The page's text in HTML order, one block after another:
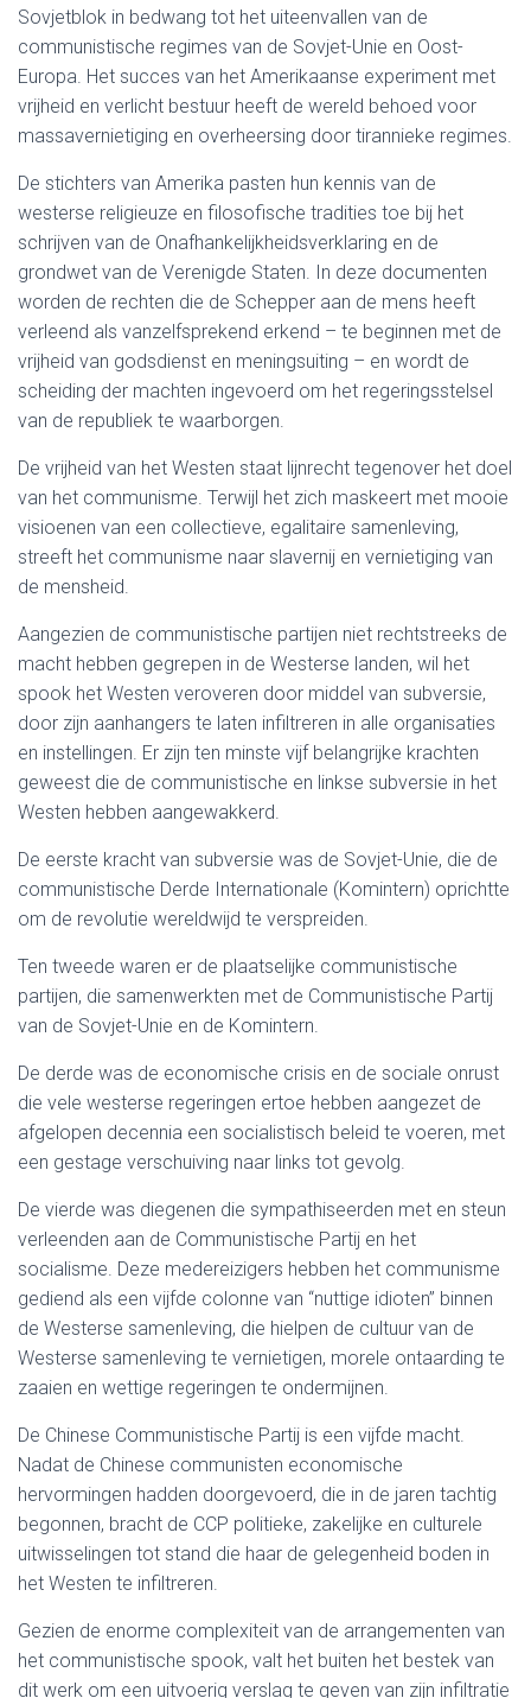
Sovjetblok in bedwang tot het uiteenvallen van de
communistische regimes van de Sovjet-Unie en Oost-
Europa. Het succes van het Amerikaanse experiment met
vrijheid en verlicht bestuur heeft de wereld behoed voor
massavernietiging en overheersing door tirannieke regimes.
De stichters van Amerika pasten hun kennis van de
westerse religieuze en filosofische tradities toe bij het
schrijven van de Onafhankelijkheidsverklaring en de
grondwet van de Verenigde Staten. In deze documenten
worden de rechten die de Schepper aan de mens heeft
verleend als vanzelfsprekend erkend – te beginnen met de
vrijheid van godsdienst en meningsuiting – en wordt de
scheiding der machten ingevoerd om het regeringsstelsel
van de republiek te waarborgen.
De vrijheid van het Westen staat lijnrecht tegenover het doel
van het communisme. Terwijl het zich maskeert met mooie
visioenen van een collectieve, egalitaire samenleving,
streeft het communisme naar slavernij en vernietiging van
de mensheid.
Aangezien de communistische partijen niet rechtstreeks de
macht hebben gegrepen in de Westerse landen, wil het
spook het Westen veroveren door middel van subversie,
door zijn aanhangers te laten infiltreren in alle organisaties
en instellingen. Er zijn ten minste vijf belangrijke krachten
geweest die de communistische en linkse subversie in het
Westen hebben aangewakkerd.
De eerste kracht van subversie was de Sovjet-Unie, die de
communistische Derde Internationale (Komintern) oprichtte
om de revolutie wereldwijd te verspreiden.
Ten tweede waren er de plaatselijke communistische
partijen, die samenwerkten met de Communistische Partij
van de Sovjet-Unie en de Komintern.
De derde was de economische crisis en de sociale onrust
die vele westerse regeringen ertoe hebben aangezet de
afgelopen decennia een socialistisch beleid te voeren, met
een gestage verschuiving naar links tot gevolg.
De vierde was diegenen die sympathiseerden met en steun
verleenden aan de Communistische Partij en het
socialisme. Deze medereizigers hebben het communisme
gediend als een vijfde colonne van “nuttige idioten” binnen
de Westerse samenleving, die hielpen de cultuur van de
Westerse samenleving te vernietigen, morele ontaarding te
zaaien en wettige regeringen te ondermijnen.
De Chinese Communistische Partij is een vijfde macht.
Nadat de Chinese communisten economische
hervormingen hadden doorgevoerd, die in de jaren tachtig
begonnen, bracht de CCP politieke, zakelijke en culturele
uitwisselingen tot stand die haar de gelegenheid boden in
het Westen te infiltreren.
Gezien de enorme complexiteit van de arrangementen van
het communistische spook, valt het buiten het bestek van
dit werk om een uitvoerig verslag te geven van zijn infiltratie